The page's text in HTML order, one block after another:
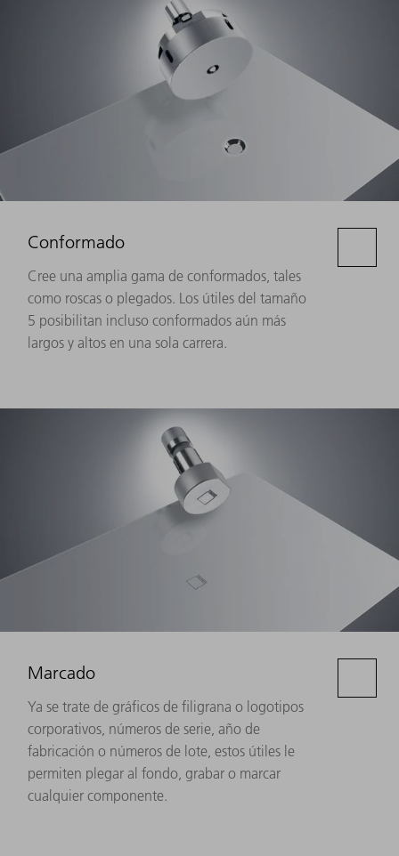
Conformado
Cree una amplia gama de conformados, tales
como roscas o plegados. Los útiles del tamaño
5 posibilitan incluso conformados aún más
largos y altos en una sola carrera.
Marcado
Ya se trate de gráficos de filigrana o logotipos
corporativos, números de serie, año de
fabricación o números de lote, estos útiles le
permiten plegar al fondo, grabar o marcar
cualquier componente.